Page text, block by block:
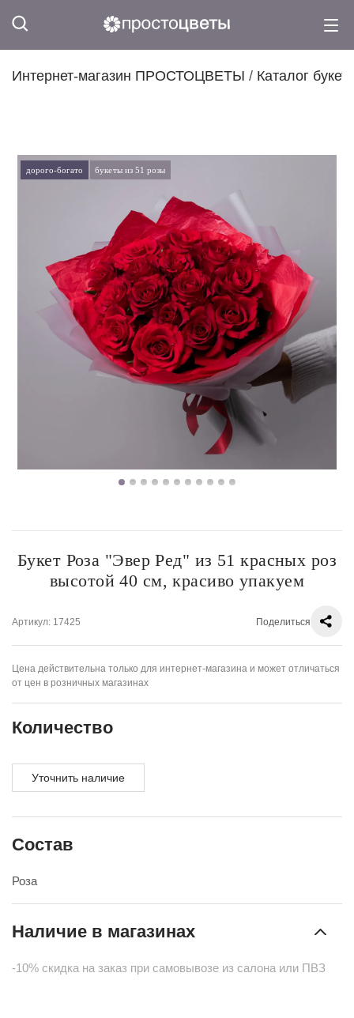
Интернет-магазин ПРОСТОЦВЕТЫ / Каталог
дорого-богато букеты из 51 розы
Букет Роза "Эвер Ред" из 51 красных роз
высотой 40 см, красиво упакуем
Артикул: 17425 Поделиться
Цена действительна только для интернет-магазина и может отличаться
от цен в розничных магазинах
Количество
Уточнить наличие
Состав
Роза
Наличие в магазинах
-10% скидка на заказ при самовывозе из салона или ПВЗ